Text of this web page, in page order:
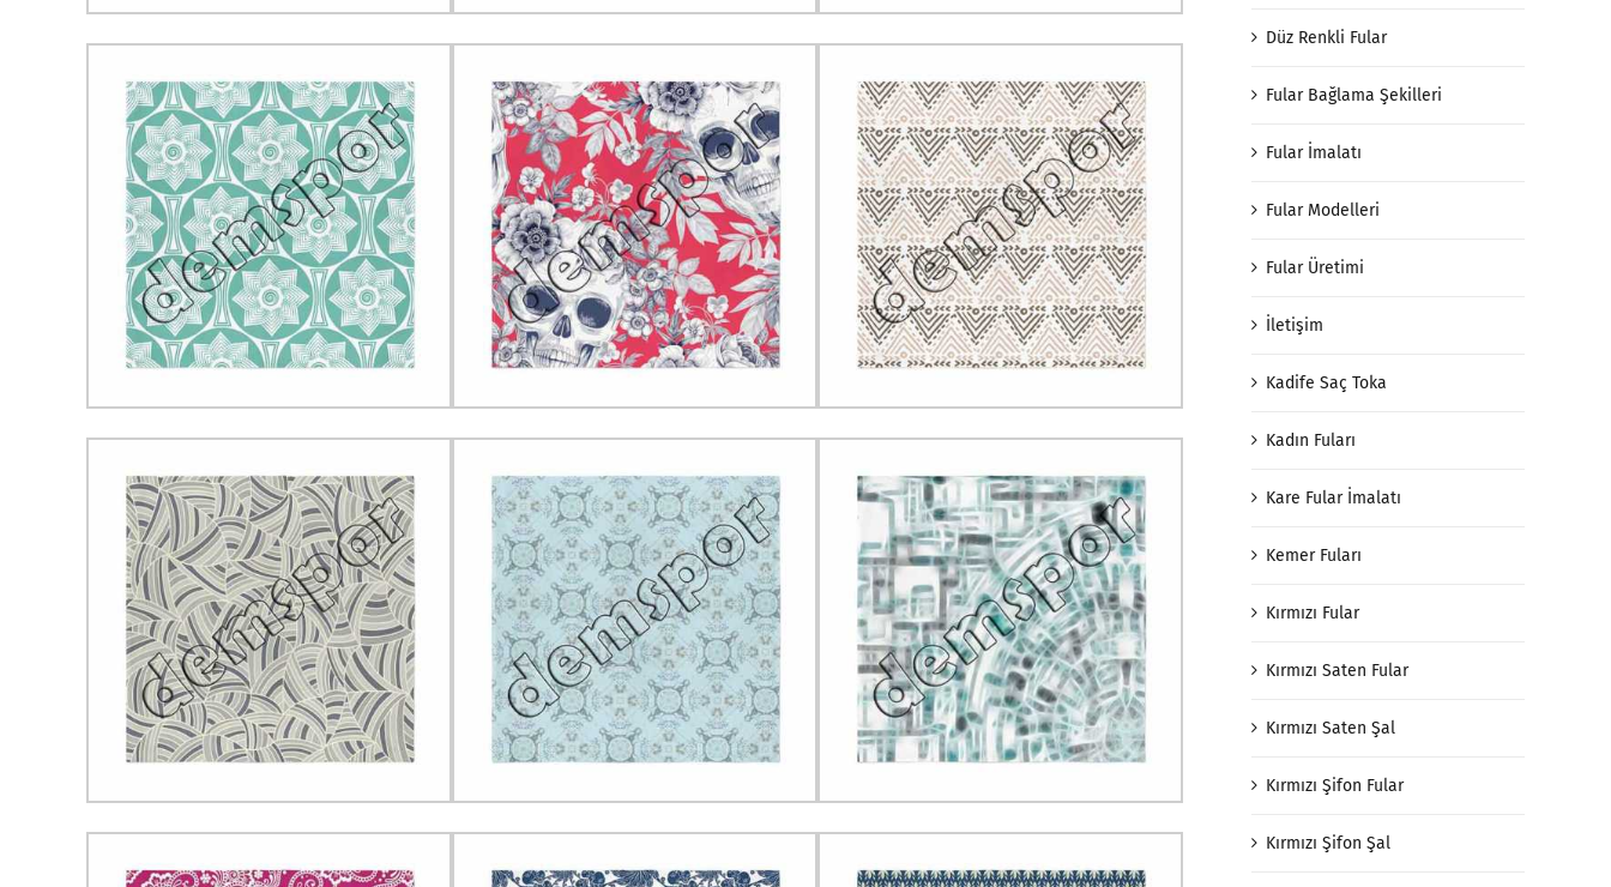
Düz Renkli Fular
Fular Bağlama Şekilleri
Fular İmalatı
Fular Modelleri
Fular Üretimi
İletişim
Kadife Saç Toka
Kadın Fuları
Kare Fular İmalatı
Kemer Fuları
Kırmızı Fular
Kırmızı Saten Fular
Kırmızı Saten Şal
Kırmızı Şifon Fular
Kırmızı Şifon Şal